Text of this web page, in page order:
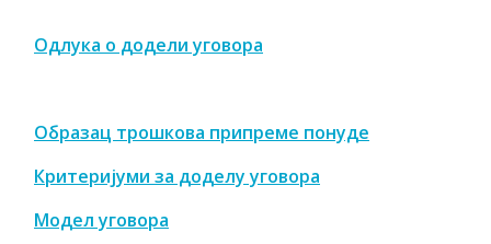
Одлука о додели уговора
Образац трошкова припреме понуде
Критеријуми за доделу уговора
Модел уговора